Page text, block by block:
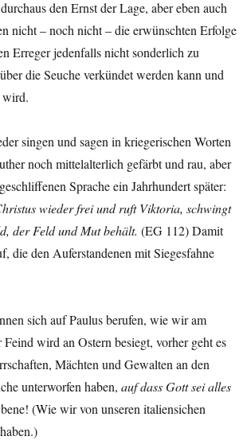
den Ernst der Lage, aber eben auch
nicht – noch nicht – die erwünschten Erfolge
Erreger jedenfalls nicht sonderlich zu
die Seuche verkündet werden kann und
wird.
singen und sagen in kriegerischen Worten
noch mittelalterlich gefärbt und rau, aber
Sprache ein Jahrhundert später:
wieder frei und ruft Viktoria, schwingt
der Feld und Mut behält. (EG 112) Damit
die den Auferstandenen mit Siegesfahne
sich auf Paulus berufen, wie wir am
wird an Ostern besiegt, vorher geht es
Mächten und Gewalten an den
unterworfen haben, auf dass Gott sei alles
(Wie wir von unseren italiensichen